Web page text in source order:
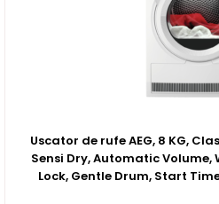
Uscator de rufe AEG, 8 KG,
Sensi Dry, Automatic
Lock, Gentle Drum, Start